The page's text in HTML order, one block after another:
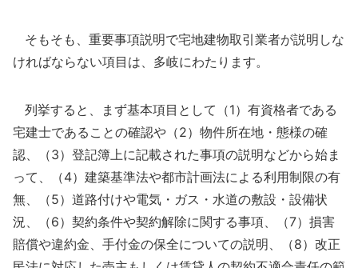
そもそも、重要事項説明で宅地建物取引業者が説明しな
ければならない項目は、多岐にわたります。
列挙すると、まず基本項目として（1）有資格者である
宅建士であることの確認や（2）物件所在地・態様の確
認、（3）登記簿上に記載された事項の説明などから始ま
って、（4）建築基準法や都市計画法による利用制限の有
無、（5）道路付けや電気・ガス・水道の敷設・設備状
況、（6）契約条件や契約解除に関する事項、（7）損害
賠償や違約金、手付金の保全についての説明、（8）改正